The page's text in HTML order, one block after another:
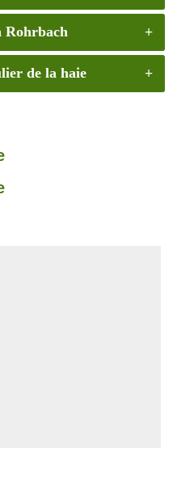
Rohrbach
de la haie